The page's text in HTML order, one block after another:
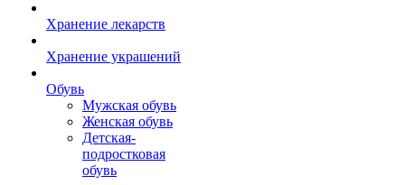
Хранение лекарств
Хранение украшений
Обувь
Мужская обувь
Женская обувь
Детская-
подростковая
обувь